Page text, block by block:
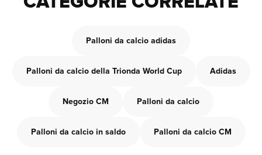
Palloni da calcio adidas
Palloni da calcio della Trionda World Cup Adidas
Negozio CM Palloni da calcio
Palloni da calcio in saldo Palloni da calcio CM